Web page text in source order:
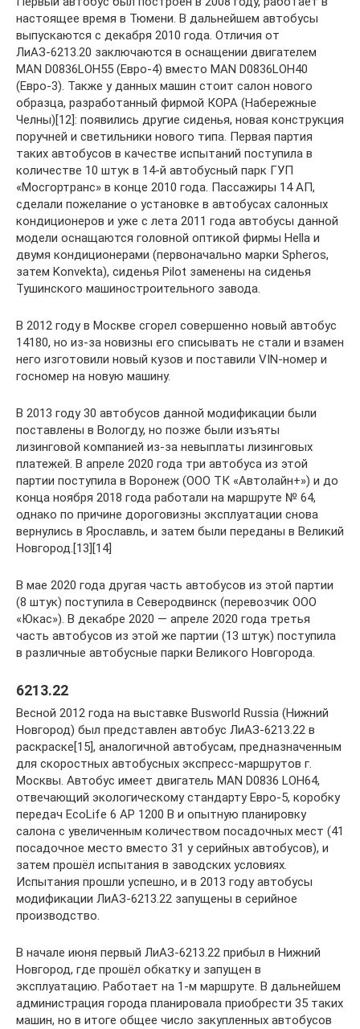
настоящее время в Тюмени. В дальнейшем автобусы
выпускаются с декабря 2010 года. Отличия от
ЛиАЗ-6213.20 заключаются в оснащении двигателем
MAN D0836LOH55 (Евро-4) вместо MAN D0836LOH40
(Евро-3). Также у данных машин стоит салон нового
образца, разработанный фирмой КОРА (Набережные
Челны)[12]: появились другие сиденья, новая конструкция
поручней и светильники нового типа. Первая партия
таких автобусов в качестве испытаний поступила в
количестве 10 штук в 14-й автобусный парк ГУП
«Мосгортранс» в конце 2010 года. Пассажиры 14 АП,
сделали пожелание о установке в автобусах салонных
кондиционеров и уже с лета 2011 года автобусы данной
модели оснащаются головной оптикой фирмы Hella и
двумя кондиционерами (первоначально марки Spheros,
затем Konvekta), сиденья Pilot заменены на сиденья
Тушинского машиностроительного завода.
В 2012 году в Москве сгорел совершенно новый автобус
14180, но из-за новизны его списывать не стали и взамен
него изготовили новый кузов и поставили VIN-номер и
госномер на новую машину.
В 2013 году 30 автобусов данной модификации были
поставлены в Вологду, но позже были изъяты
лизинговой компанией из-за невыплаты лизинговых
платежей. В апреле 2020 года три автобуса из этой
партии поступила в Воронеж (ООО ТК «Автолайн+») и до
конца ноября 2018 года работали на маршруте № 64,
однако по причине дороговизны эксплуатации снова
вернулись в Ярославль, и затем были переданы в Великий
Новгород.[13][14]
В мае 2020 года другая часть автобусов из этой партии
(8 штук) поступила в Северодвинск (перевозчик ООО
«Юкас»). В декабре 2020 — апреле 2020 года третья
часть автобусов из этой же партии (13 штук) поступила
в различные автобусные парки Великого Новгорода.
6213.22
Весной 2012 года на выставке Busworld Russia (Нижний
Новгород) был представлен автобус ЛиАЗ-6213.22 в
раскраске[15], аналогичной автобусам, предназначенным
для скоростных автобусных экспресс-маршрутов г.
Москвы. Автобус имеет двигатель MAN D0836 LOH64,
отвечающий экологическому стандарту Евро-5, коробку
передач EcoLife 6 AP 1200 B и опытную планировку
салона с увеличенным количеством посадочных мест (41
посадочное место вместо 31 у серийных автобусов), и
затем прошёл испытания в заводских условиях.
Испытания прошли успешно, и в 2013 году автобусы
модификации ЛиАЗ-6213.22 запущены в серийное
производство.
В начале июня первый ЛиАЗ-6213.22 прибыл в Нижний
Новгород, где прошёл обкатку и запущен в
эксплуатацию. Работает на 1-м маршруте. В дальнейшем
администрация города планировала приобрести 35 таких
машин, но в итоге общее число закупленных автобусов